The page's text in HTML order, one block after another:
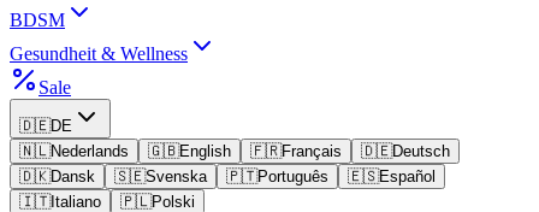
BDSM
Gesundheit & Wellness
Sale
🇩🇪DE
🇳🇱Nederlands 🇬🇧English 🇫🇷Français 🇩🇪Deutsch
🇩🇰Dansk 🇸🇪Svenska 🇵🇹Português 🇪🇸Español
🇮🇹Italiano 🇵🇱Polski